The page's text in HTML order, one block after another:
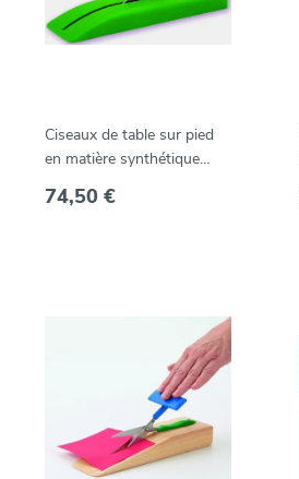
Ciseaux de table sur pied
en matière synthétique
74,50 €